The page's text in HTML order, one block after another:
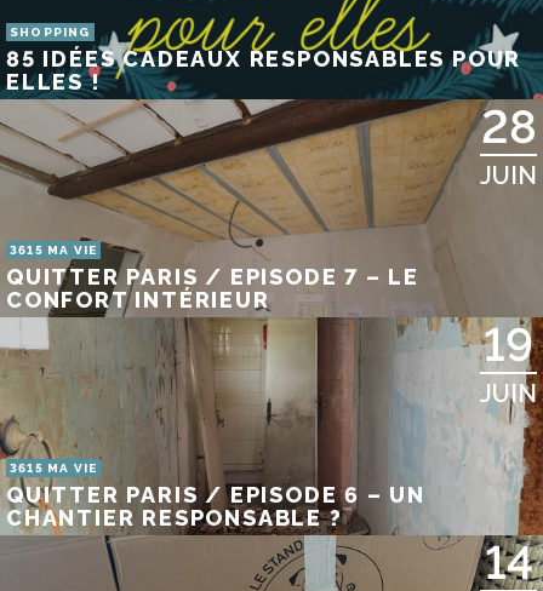
SHOPPING
85 IDÉES CADEAUX RESPONSABLES POUR
ELLES !
28
JUIN
3615 MA VIE
QUITTER PARIS / EPISODE 7 – LE
CONFORT INTÉRIEUR
19
JUIN
3615 MA VIE
QUITTER PARIS / EPISODE 6 – UN
CHANTIER RESPONSABLE ?
14